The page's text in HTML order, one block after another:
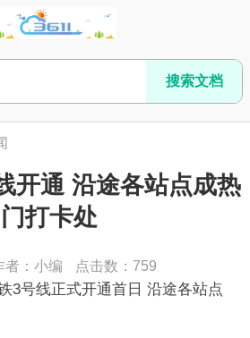
开通 沿途各站点成热
门打卡处
者：小编 点击数： 759
3号线正式开通首日 沿途各站点